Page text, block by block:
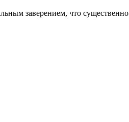
заверением, что